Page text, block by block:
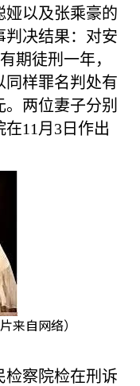
娅以及张乘豪的
判决结果：对安
期徒刑一年，
同样罪名判处有
两位妻子分别
在11 月 3 日作出
来自网络）
检察院检在刑诉